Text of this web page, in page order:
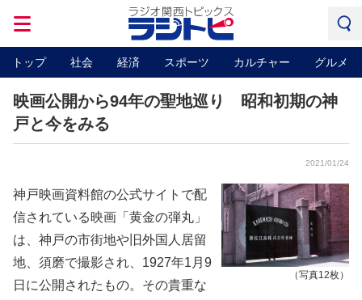
トップ 社会 経済 スポーツ カルチャー グルメ
映画公開から94年の聖地巡り 昭和初期の神
戸と今をみる
2021/01/24
（写真12枚）
神戸映画資料館の公式サイトで配
信されている映画「黄金の弾丸」
は、神戸の市街地や旧外国人居留
地、須磨で撮影され、1927年1月9
日に公開されたもの。その貴重な